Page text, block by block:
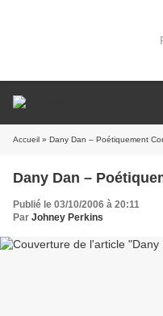
Accueil » Dany Dan – Poétiquement
Dany Dan –
Publié le 03/10/2006 à 20:11
Par Johney Perkins